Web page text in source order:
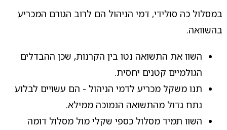
במסלול כה סולידי, דמי הניהול הם לרוב הגורם המכריע
בהשוואה.
השוו את התשואה נטו בין הקרנות, שכן ההבדלים
הגולמיים קטנים יחסית.
תנו משקל מכריע לדמי הניהול - הם עשויים לבלוע
נתח גדול מהתשואה הנמוכה ממילא.
השוו תמיד מסלול כספי שקלי מול מסלול דומה